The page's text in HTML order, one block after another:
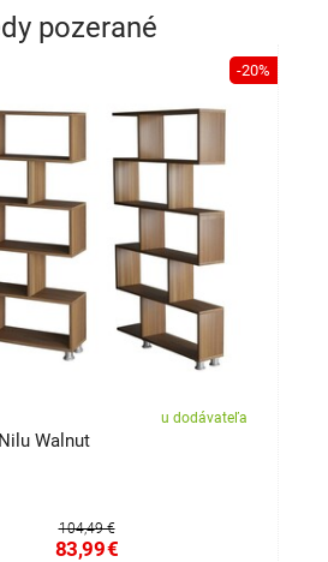
pozerané
-20%
u dodávateľa
Walnut
104,49 €
83,99€